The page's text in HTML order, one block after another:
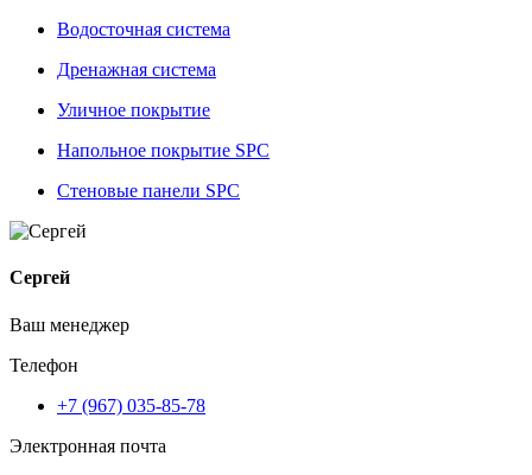
Водосточная система
Дренажная система
Уличное покрытие
Напольное покрытие SPC
Стеновые панели SPC
Сергей
Ваш менеджер
Телефон
+7 (967) 035-85-78
Электронная почта